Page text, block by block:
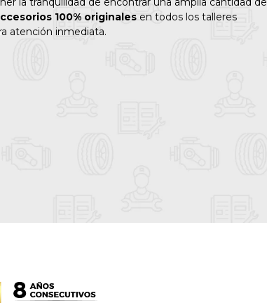
100% originales en todos los talleres
atención inmediata.